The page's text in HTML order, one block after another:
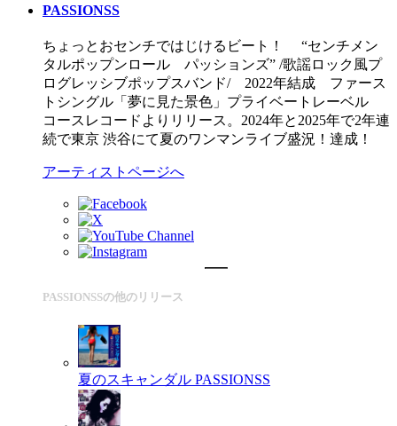
PASSIONSS
ちょっとおセンチではじけるビート！ “センチメン
タルポップンロール パッションズ” /歌謡ロック風プ
ログレッシブポップスバンド/ 2022年結成 ファース
トシングル「夢に見た景色」プライベートレーベル
コースレコードよりリリース。2024年と2025年で2年連
続で東京 渋谷にて夏のワンマンライブ盛況！達成！
アーティストページへ
PASSIONSSの他のリリース
夏のスキャンダル PASSIONSS